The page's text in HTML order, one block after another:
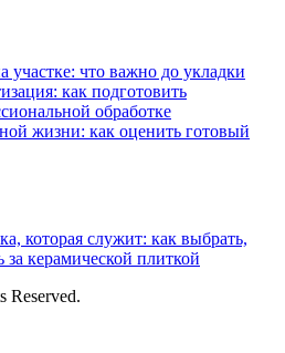
участке: что важно до укладки
как подготовить
обработке
жизни: как оценить готовый
которая служит: как выбрать,
керамической плиткой
Reserved.